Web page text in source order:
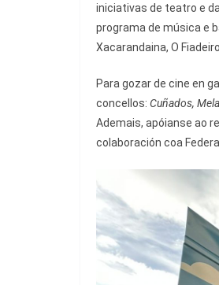
iniciativas de teatro e
programa de música e
Xacarandaina, O
Para gozar de cine en
concellos: Cuñados,
Ademais, apóianse ao
colaboración coa